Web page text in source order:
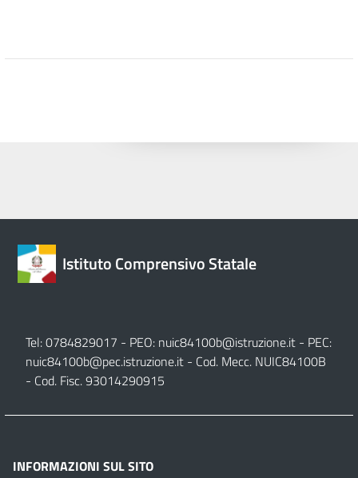
Istituto Comprensivo Statale
Tel: 0784829017 - PEO: nuic84100b@istruzione.it - PEC:
nuic84100b@pec.istruzione.it - Cod. Mecc. NUIC84100B
- Cod. Fisc. 93014290915
INFORMAZIONI SUL SITO